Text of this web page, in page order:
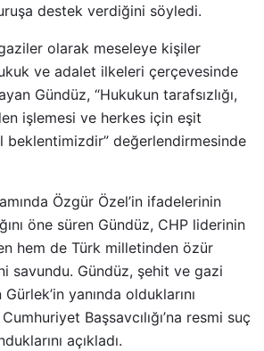
destek verdiğini söyledi.
olarak meseleye kişiler
ve adalet ilkeleri çerçevesinde
Gündüz, “Hukukun tarafsızlığı,
işlemesi ve herkes için eşit
beklentimizdir” değerlendirmesinde
Özgür Özel’in ifadelerinin
öne süren Gündüz, CHP liderinin
hem de Türk milletinden özür
savundu. Gündüz, şehit ve gazi
yanında olduklarını
Başsavcılığı’na resmi suç
açıkladı.